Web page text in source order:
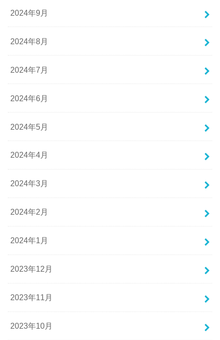
2024年9月
2024年8月
2024年7月
2024年6月
2024年5月
2024年4月
2024年3月
2024年2月
2024年1月
2023年12月
2023年11月
2023年10月